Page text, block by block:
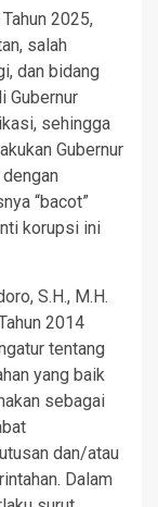
2025,
salah
dan bidang
Gubernur
sehingga
Gubernur
“bacot”
korupsi ini
S.H., M.H.
2014
tentang
yang baik
sebagai
dan/atau
Dalam